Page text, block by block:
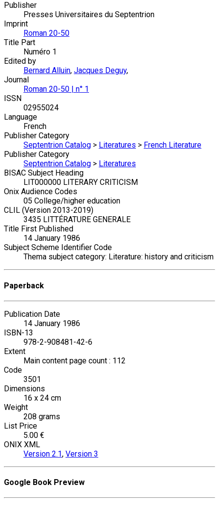
Publisher
Presses Universitaires du Septentrion
Imprint
Roman 20-50
Title Part
Numéro 1
Edited by
Bernard Alluin, Jacques Deguy,
Journal
Roman 20-50 | n° 1
ISSN
02955024
Language
French
Publisher Category
Septentrion Catalog > Literatures > French Literature
Publisher Category
Septentrion Catalog > Literatures
BISAC Subject Heading
LIT000000 LITERARY CRITICISM
Onix Audience Codes
05 College/higher education
CLIL (Version 2013-2019)
3435 LITTÉRATURE GENERALE
Title First Published
14 January 1986
Subject Scheme Identifier Code
Thema subject category: Literature: history and criticism
Paperback
Publication Date
14 January 1986
ISBN-13
978-2-908481-42-6
Extent
Main content page count : 112
Code
3501
Dimensions
16 x 24 cm
Weight
208 grams
List Price
5.00 €
ONIX XML
Version 2.1, Version 3
Google Book Preview